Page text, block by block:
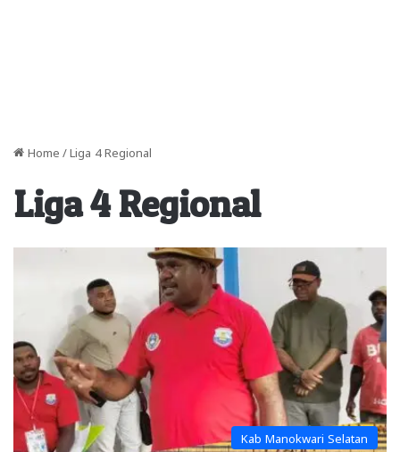
Home / Liga 4 Regional
Liga 4 Regional
Kab Manokwari Selatan